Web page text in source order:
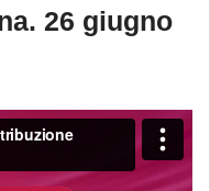
26 giugno
della
26 giugno